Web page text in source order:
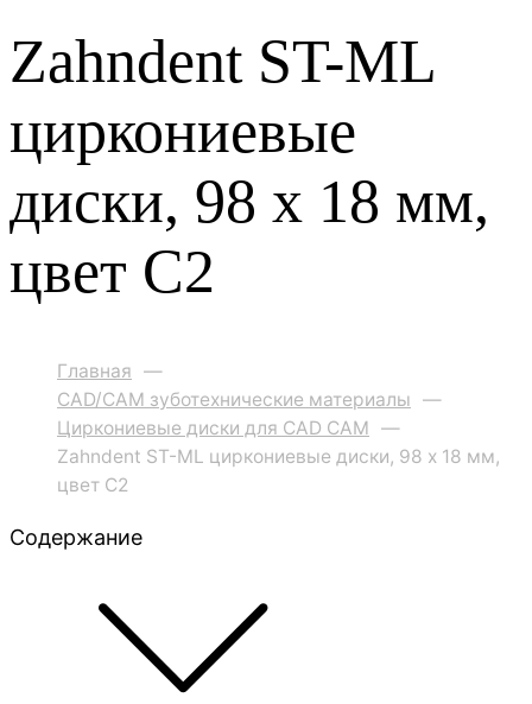
Zahndent ST-ML
циркониевые
диски, 98 х 18 мм,
цвет C2
Главная —
CAD/CAM зуботехнические материалы —
Циркониевые диски для CAD CAM —
Zahndent ST-ML циркониевые диски, 98 х 18 мм,
цвет C2
Содержание